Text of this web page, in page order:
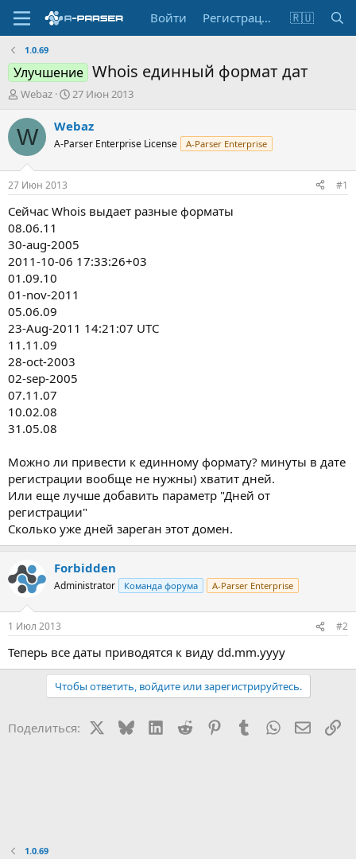
Войти Регистрация 🇷🇺
1.0.69
Улучшение Whois единный формат дат
А
т
о
т
е
м
ы
Webaz
Д
т
н
а
л
27 Июн 2013
W Webaz
A-Parser Enterprise License A-Parser Enterprise
27 Июн 2013 #1
Сейчас Whois выдает разные форматы
08.06.11
30-aug-2005
2011-10-06 17:33:26+03
01.09.10
01-nov-2011
05.06.09
23-Aug-2011 14:21:07 UTC
11.11.09
28-oct-2003
02-sep-2005
07.11.07
10.02.08
31.05.08
Можно ли привести к единному формату? минуты в дате
регистрации вообще не нужны) хватит дней.
Или еще лучше добавить параметр "Дней от
регистрации"
Сколько уже дней зареган этот домен.
Forbidden
Administrator Команда форума A-Parser Enterprise
1 Июл 2013 #2
Теперь все даты приводятся к виду dd.mm.yyyy
Чтобы ответить, войдите или зарегистрируйтесь.
Поделиться: BlueskyLinkedIn
Reddit PinterestTumblr WhatsApp
1.0.69